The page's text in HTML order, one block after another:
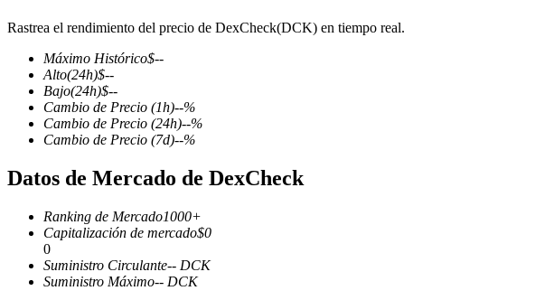
Futuros de criptomonedas
TradFi
Rastrea el rendimiento del precio de DexCheck(DCK) en tiempo real.
Máximo Histórico$--
Alto(24h)$--
Bajo(24h)$--
Cambio de Precio (1h)--%
Cambio de Precio (24h)--%
Cambio de Precio (7d)--%
Datos de Mercado de DexCheck
Ranking de Mercado1000+
Capitalización de mercado$0
0
Suministro Circulante-- DCK
Suministro Máximo-- DCK